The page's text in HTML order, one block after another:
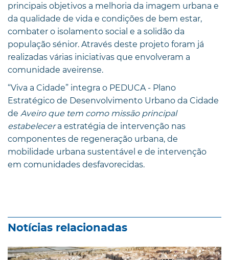
principais objetivos a melhoria da imagem urbana e
da qualidade de vida e condições de bem estar,
combater o isolamento social e a solidão da
população sénior. Através deste projeto foram já
realizadas várias iniciativas que envolveram a
comunidade aveirense.
“Viva a Cidade” integra o PEDUCA - Plano
Estratégico de Desenvolvimento Urbano da Cidade
de Aveiro que tem como missão principal
estabelecera estratégia de intervenção nas
componentes de regeneração urbana, de
mobilidade urbana sustentável e de intervenção
em comunidades desfavorecidas.
Notícias relacionadas